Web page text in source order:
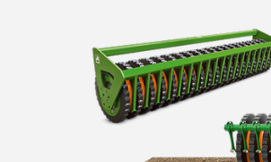
Bei jedem Wetter, ob feucht
sehr gut geeignet Ruhiger
ausgeformte Säfurche